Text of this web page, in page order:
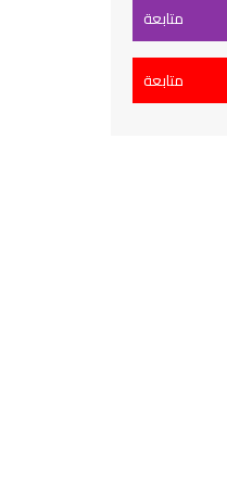
متابعة
متابعة